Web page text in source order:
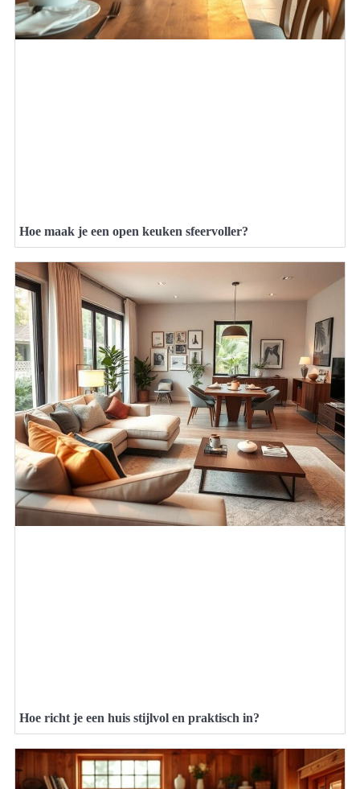
Hoe maak je een open keuken sfeervoller?
Hoe richt je een huis stijlvol en praktisch in?